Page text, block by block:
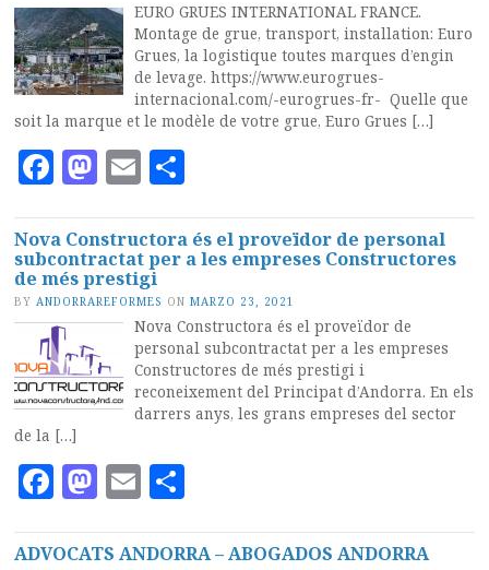
EURO GRUES INTERNATIONAL FRANCE.
Montage de grue, transport, installation: Euro
Grues, la logistique toutes marques d’engin
de levage. https://www.eurogrues-
internacional.com/-eurogrues-fr- Quelle que
soit la marque et le modèle de votre grue, Euro Grues […]
Facebook
Mastodon
Email
Nova Constructora és el proveïdor de personal
subcontractat per a les empreses Constructores
de més prestigi
BY ANDORRAREFORMES ON MARZO 23, 2021
Nova Constructora és el proveïdor de
personal subcontractat per a les empreses
Constructores de més prestigi i
reconeixement del Principat d’Andorra. En els
darrers anys, les grans empreses del sector
de la […]
Facebook
Mastodon
Email
ADVOCATS ANDORRA – ABOGADOS ANDORRA